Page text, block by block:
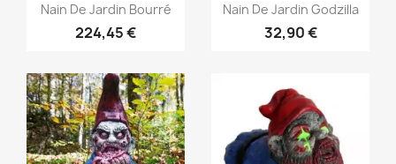
 Aperçu rapide
Nain De Jardin Bourré
224,45 €
 Aperçu rapide
Nain De Jardin Godzilla
32,90 €